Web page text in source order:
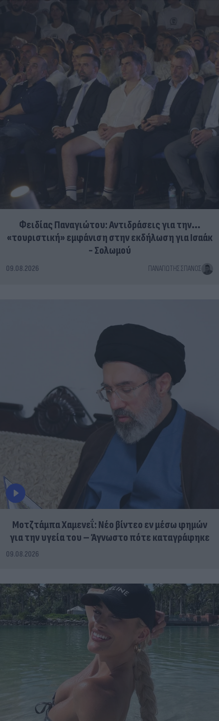
Φειδίας Παναγιώτου: Αντιδράσεις για την...
«τουριστική» εμφάνιση στην εκδήλωση για Ισαάκ
- Σολωμού
09.08.2026 ΠΑΝΑΓΙΏΤΗΣ ΣΠΑΝΌΣ
Μοτζτάμπα Χαμενεΐ: Νέο βίντεο εν μέσω φημών
για την υγεία του – Άγνωστο πότε καταγράφηκε
09.08.2026